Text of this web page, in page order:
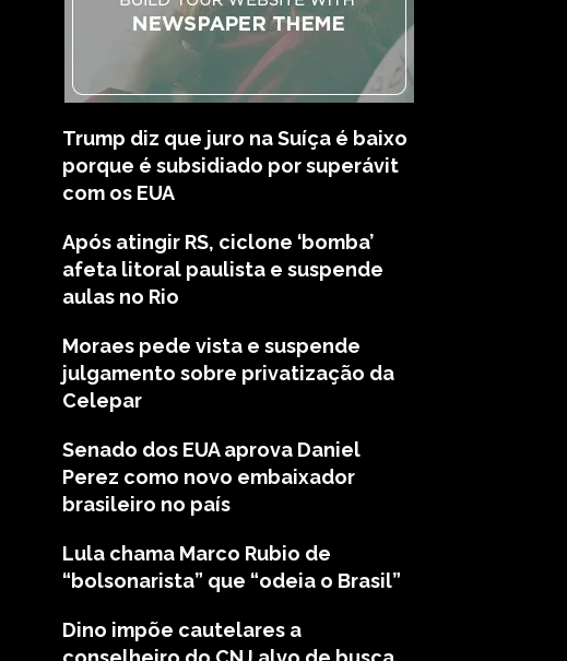
Trump diz que juro na Suíça é baixo
porque é subsidiado por superávit
com os EUA
Após atingir RS, ciclone ‘bomba’
afeta litoral paulista e suspende
aulas no Rio
Moraes pede vista e suspende
julgamento sobre privatização da
Celepar
Senado dos EUA aprova Daniel
Perez como novo embaixador
brasileiro no país
Lula chama Marco Rubio de
“bolsonarista” que “odeia o Brasil”
Dino impõe cautelares a